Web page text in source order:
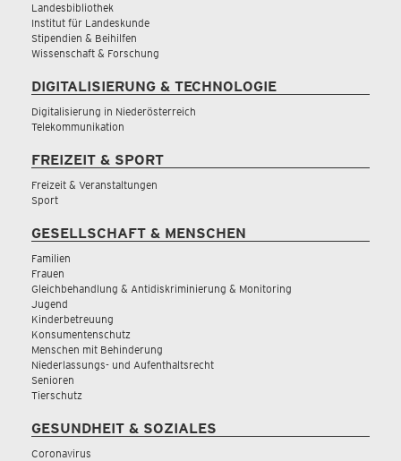
Landesbibliothek
Institut für Landeskunde
Stipendien & Beihilfen
Wissenschaft & Forschung
DIGITALISIERUNG & TECHNOLOGIE
Digitalisierung in Niederösterreich
Telekommunikation
FREIZEIT & SPORT
Freizeit & Veranstaltungen
Sport
GESELLSCHAFT & MENSCHEN
Familien
Frauen
Gleichbehandlung & Antidiskriminierung & Monitoring
Jugend
Kinderbetreuung
Konsumentenschutz
Menschen mit Behinderung
Niederlassungs- und Aufenthaltsrecht
Senioren
Tierschutz
GESUNDHEIT & SOZIALES
Coronavirus